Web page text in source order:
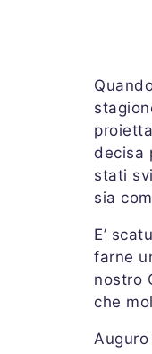
decisa
stati
sia
E’
farne
nostro
che